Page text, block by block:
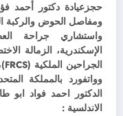
حجزعيادة دكتور أحمد
ومفاصل الحوض والركبة
واستشاري جراحة
الإسكندرية، الزمالة
الجراحين الملكية (FRCS)،
وواتفورد بالمملكة
الدكتور احمد فواد ابو
الاندلسية :